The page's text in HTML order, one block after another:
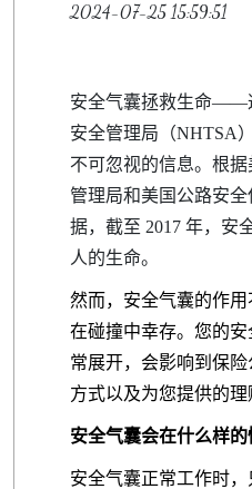
2024-07-25 15:59:51
安全气囊拯救生命——
安全管理局（NHTSA
不可忽视的信息。根
管理局和美国公路安
据，截至 2017 年，安
人的生命。
然而，安全气囊的作
在碰撞中幸存。您的
常展开，会影响到保
方式以及为您提供的理
安全气囊会在什么样
安全气囊正常工作时